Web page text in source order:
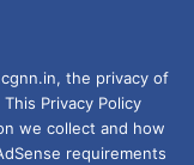
the privacy of
Privacy Policy
we collect and how
requirements